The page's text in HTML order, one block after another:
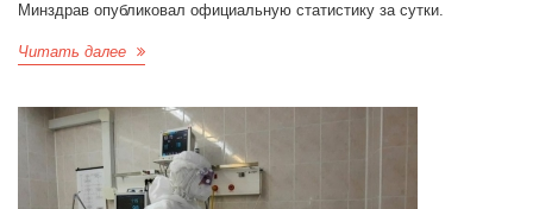
Минздрав опубликовал официальную статистику за сутки.
Читать далее